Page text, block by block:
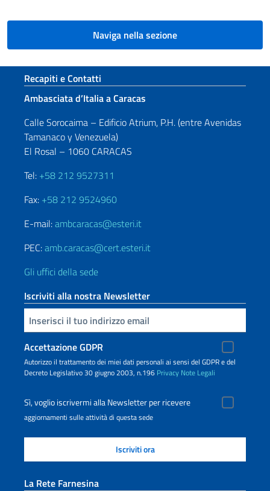
Naviga nella sezione
Sezione footer
Recapiti e Contatti
Ambasciata d’Italia a Caracas
Calle Sorocaima – Edificio Atrium, P.H. (entre Avenidas
Tamanaco y Venezuela)
El Rosal – 1060 CARACAS
Tel: +58 212 9527311
Fax: +58 212 9524960
E-mail:ambcaracas@esteri.it
PEC:amb.caracas@cert.esteri.it
Gli uffici della sede
Iscriviti alla nostra Newsletter
Inserisci la tua email
Accettazione GDPR
Autorizzo il trattamento dei miei dati personali ai sensi del GDPR e del
Decreto Legislativo 30 giugno 2003, n.196 Privacy Note Legali
Sì, voglio iscrivermi alla Newsletter per ricevere
aggiornamenti sulle attività di questa sede
La Rete Farnesina